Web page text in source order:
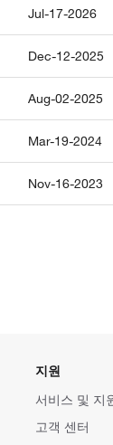
Jul-17-2026
Dec-12-2025
Aug-02-2025
Mar-19-2024
Nov-16-2023
지원
서비스 및 지
고객 센터